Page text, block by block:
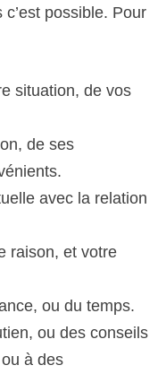
possible. Pour
situation, de vos
de ses
avec la relation
raison, et votre
ou du temps.
ou des conseils
à des